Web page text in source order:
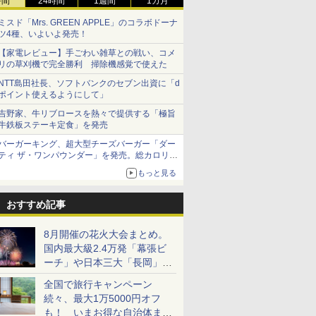
スド「Mrs. GREEN APPLE」のコラボドーナ
4種、いよいよ発売！
家電レビュー】手ごわい雑草との戦い、コメ
の草刈機で完全勝利 掃除機感覚で使えた
島田社長、ソフトバンクのセブン出資に「d
イント使えるようにして」
野家、牛リブロースを熱々で提供する「極旨
鉄板ステーキ定食」を発売
ーガーキング、超大型チーズバーガー「ダー
ィ ザ・ワンパウンダー」を発売。総カロリー
もっと見る
おすすめ記事
8月開催の花火大会まとめ。
国内最大級2.4万発「幕張ビ
ーチ」や日本三大「長岡」な
ど大型イベント目白押し！
全国で旅行キャンペーン
続々、最大1万5000円オフ
も！ いまお得な自治体まと